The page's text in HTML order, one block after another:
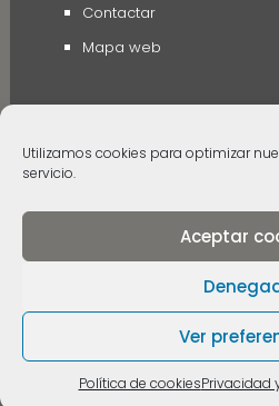
Utilizamos cookies para optimizar
servicio.
Aceptar
Ver
Política de cookiesPrivacidad
Contactar
Mapa web
© 2006 - 2024 Museos de
derechos